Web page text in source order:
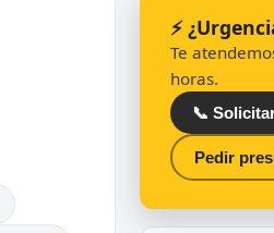
⚡
Te
horas.
📞
Pedir